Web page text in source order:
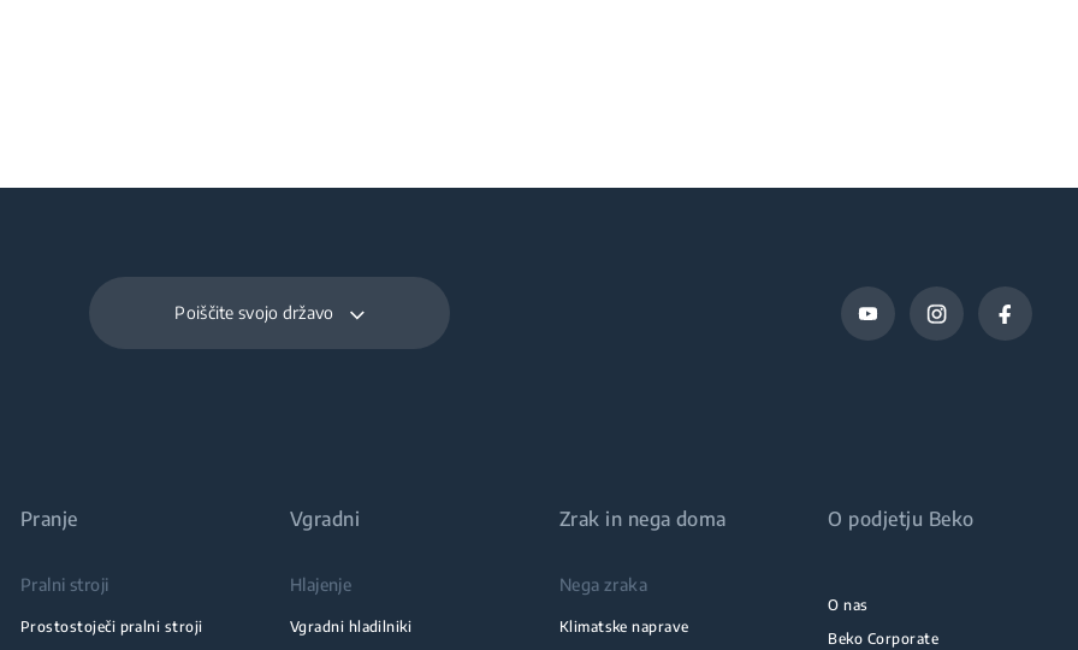
Poiščite svojo državo
Pranje
Pralni stroji
Prostostoječi pralni stroji
Vgradni
Hlajenje
Vgradni hladilniki
Zrak in nega doma
Nega zraka
Klimatske naprave
O podjetju Beko
O nas
Beko Corporate